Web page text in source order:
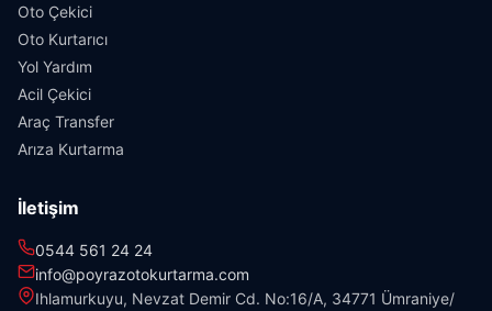
Oto Çekici
Oto Kurtarıcı
Yol Yardım
Acil Çekici
Araç Transfer
Arıza Kurtarma
İletişim
0544 561 24 24
info@poyrazotokurtarma.com
Ihlamurkuyu, Nevzat Demir Cd. No:16/A, 34771 Ümraniye/